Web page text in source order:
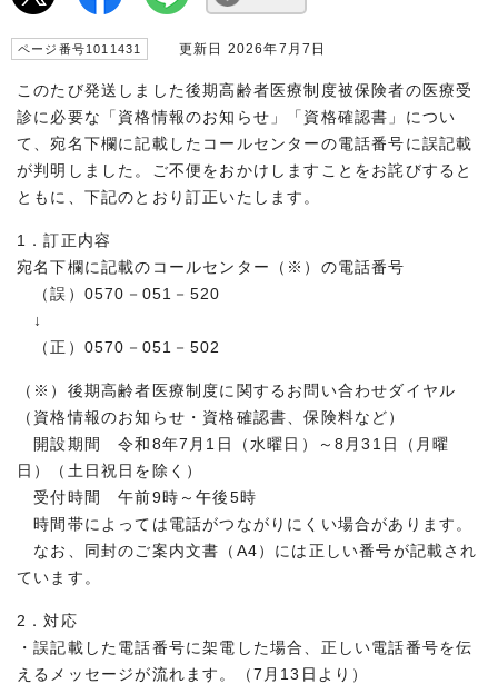
ページ番号1011431 更新日 2026年7月7日
このたび発送しました後期高齢者医療制度被保険者の医療受
診に必要な「資格情報のお知らせ」「資格確認書」につい
て、宛名下欄に記載したコールセンターの電話番号に誤記載
が判明しました。ご不便をおかけしますことをお詫びすると
ともに、下記のとおり訂正いたします。
1．訂正内容
宛名下欄に記載のコールセンター（※）の電話番号
（誤）0570－051－520
↓
（正）0570－051－502
（※）後期高齢者医療制度に関するお問い合わせダイヤル
（資格情報のお知らせ・資格確認書、保険料など）
開設期間 令和8年7月1日（水曜日）～8月31日（月曜
日）（土日祝日を除く）
受付時間 午前9時～午後5時
時間帯によっては電話がつながりにくい場合があります。
なお、同封のご案内文書（A4）には正しい番号が記載され
ています。
2．対応
・誤記載した電話番号に架電した場合、正しい電話番号を伝
えるメッセージが流れます。（7月13日より）